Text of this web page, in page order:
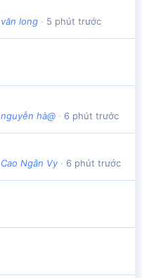
văn long 5 phút trước
nguyễn hà@ 6 phút trước
Cao Ngân Vy 6 phút trước